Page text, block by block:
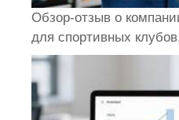
Обзор-отзыв о
для спортивных